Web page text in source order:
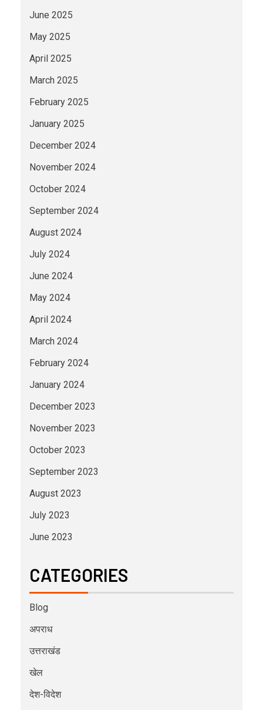
June 2025
May 2025
April 2025
March 2025
February 2025
January 2025
December 2024
November 2024
October 2024
September 2024
August 2024
July 2024
June 2024
May 2024
April 2024
March 2024
February 2024
January 2024
December 2023
November 2023
October 2023
September 2023
August 2023
July 2023
June 2023
CATEGORIES
Blog
अपराध
उत्तराखंड
खेल
देश-विदेश